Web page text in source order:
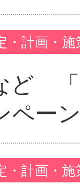
・計画・施
ど
ペー
・計画・施